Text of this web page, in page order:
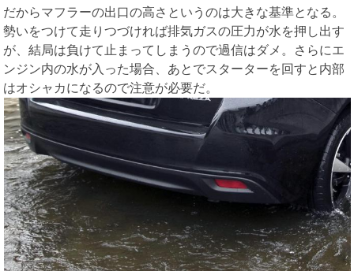
だからマフラーの出口の高さというのは大きな基準となる。
勢いをつけて走りつづければ排気ガスの圧力が水を押し出す
が、結局は負けて止まってしまうので過信はダメ。さらにエ
ンジン内の水が入った場合、あとでスターターを回すと内部
はオシャカになるので注意が必要だ。